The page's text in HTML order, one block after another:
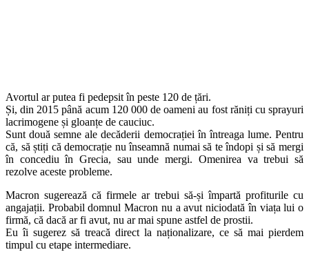
Avortul ar putea fi pedepsit în peste 120 de țări.
Și, din 2015 până acum 120 000 de oameni au fost răniți cu sprayuri
lacrimogene și gloanțe de cauciuc.
Sunt două semne ale decăderii democrației în întreaga lume. Pentru
că, să știți că democrație nu înseamnă numai să te îndopi și să mergi
în concediu în Grecia, sau unde mergi. Omenirea va trebui să
rezolve aceste probleme.
Macron sugerează că firmele ar trebui să-și împartă profiturile cu
angajații. Probabil domnul Macron nu a avut niciodată în viața lui o
firmă, că dacă ar fi avut, nu ar mai spune astfel de prostii.
Eu îi sugerez să treacă direct la naționalizare, ce să mai pierdem
timpul cu etape intermediare.